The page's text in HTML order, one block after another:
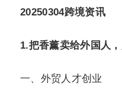
20250304跨境资讯
1.把香薰卖给外国人
一、外贸人才创业